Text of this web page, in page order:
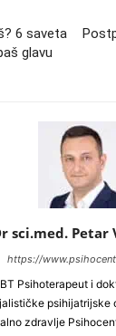
6 saveta
glavu
sci.med. Petar
https://
Psihoterapeut i
psihijatrijske
zdravlje